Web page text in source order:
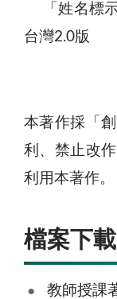
「姓名標示
台灣2.0版
本著作採「
利、禁止改
利用本著作。
檔案下載
教師授課